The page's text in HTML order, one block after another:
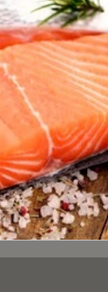
Ernährung